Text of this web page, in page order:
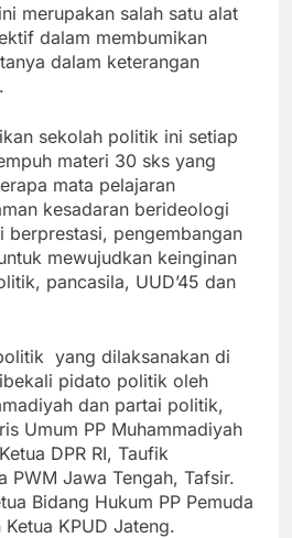
merupakan salah satu alat
dalam membumikan
dalam keterangan
sekolah politik ini setiap
materi 30 sks yang
mata pelajaran
kesadaran berideologi
berprestasi, pengembangan
mewujudkan keinginan
pancasila, UUD’45 dan
yang dilaksanakan di
pidato politik oleh
dan partai politik,
Umum PP Muhammadiyah
DPR RI, Taufik
PWM Jawa Tengah, Tafsir.
Bidang Hukum PP Pemuda
KPUD Jateng.